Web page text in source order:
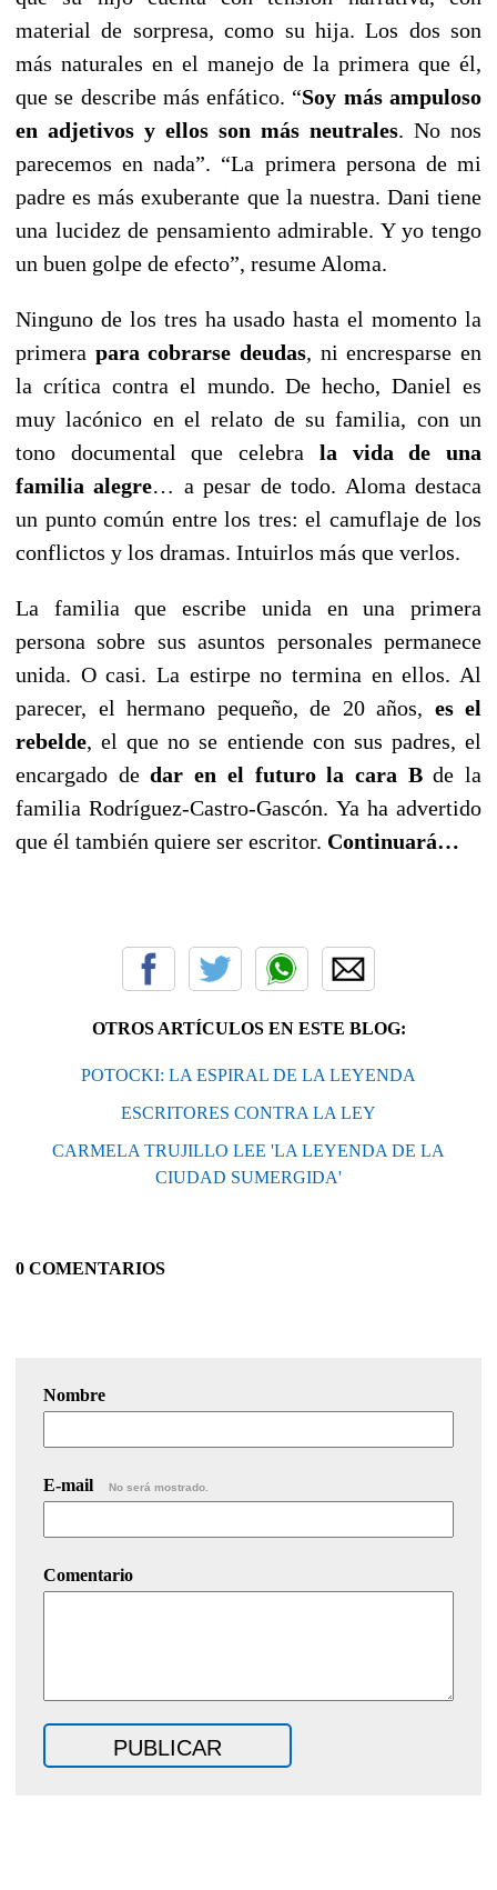
material de sorpresa, como su hija. Los dos son
más naturales en el manejo de la primera que él,
que se describe más enfático. “Soy más ampuloso
en adjetivos y ellos son más neutrales. No nos
parecemos en nada”. “La primera persona de mi
padre es más exuberante que la nuestra. Dani tiene
una lucidez de pensamiento admirable. Y yo tengo
un buen golpe de efecto”, resume Aloma.
Ninguno de los tres ha usado hasta el momento la
primera para cobrarse deudas, ni encresparse en
la crítica contra el mundo. De hecho, Daniel es
muy lacónico en el relato de su familia, con un
tono documental que celebra la vida de una
familia alegre… a pesar de todo. Aloma destaca
un punto común entre los tres: el camuflaje de los
conflictos y los dramas. Intuirlos más que verlos.
La familia que escribe unida en una primera
persona sobre sus asuntos personales permanece
unida. O casi. La estirpe no termina en ellos. Al
parecer, el hermano pequeño, de 20 años, es el
rebelde, el que no se entiende con sus padres, el
encargado dedar en el futuro la cara Bde la
familia Rodríguez-Castro-Gascón. Ya ha advertido
que él también quiere ser escritor. Continuará…
OTROS ARTÍCULOS EN ESTE BLOG:
POTOCKI: LA ESPIRAL DE LA LEYENDA
ESCRITORES CONTRA LA LEY
CARMELA TRUJILLO LEE 'LA LEYENDA DE LA
CIUDAD SUMERGIDA'
0 COMENTARIOS
Nombre
E-mail No será mostrado.
Comentario